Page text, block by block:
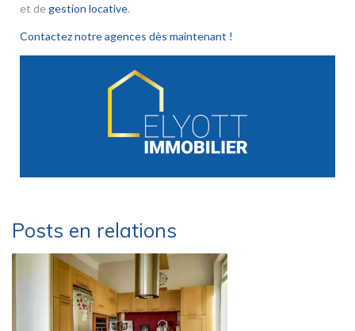
et de gestion locative.
Contactez notre agences dès maintenant !
Posts en relations